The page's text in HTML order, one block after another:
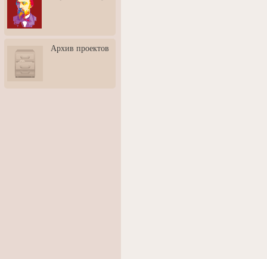
3: Обусловленности
человека и их влияние на
карьеру
скульптором Дмитрием
Тугариновым
АртБульвар в День города
Архив проектов